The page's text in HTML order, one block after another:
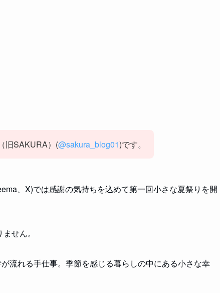
旧SAKURA）(@sakura_blog01)です。
、X)では感謝の気持ちを込めて第一回小さな夏祭りを開
せん。
流れる手仕事。季節を感じる暮らしの中にある小さな幸